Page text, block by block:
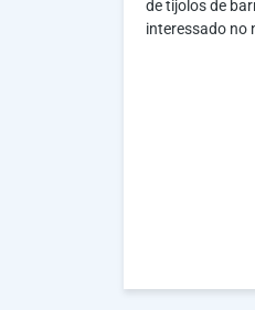
de tijolos de
interessado no